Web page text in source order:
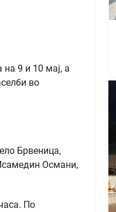
на 9 и 10 мај, а
во
Брвеница,
Османи,
По